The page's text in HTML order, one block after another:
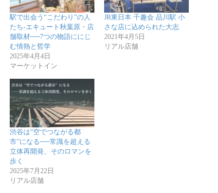
駅で出会う“こだわり”の人
たち-エキュート秋葉原・店
舗取材──7つの物語ににじ
む情熱と哲学
2025年4月4日
マーケットイン
JR東日本 千趣会 品川駅 小
さな店に込められた大志
2021年4月5日
リアル店舗
渋谷は“空でつながる都
市”になる──常識を超える
立体再開発、そのロマンを
歩く
2025年7月22日
リアル店舗